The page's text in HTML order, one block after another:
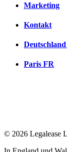
Marketing
Kontakt
Deutschland
Paris FR
© 2026 Legalease